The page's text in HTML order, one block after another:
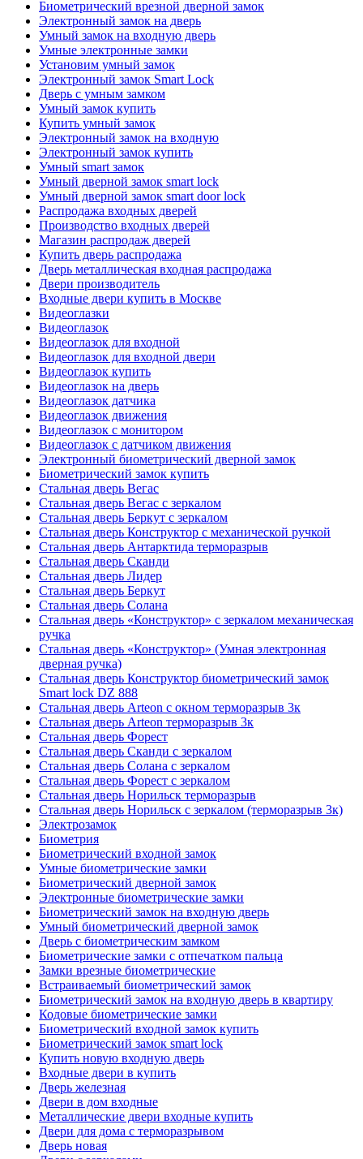
Биометрический врезной дверной замок
Электронный замок на дверь
Умный замок на входную дверь
Умные электронные замки
Установим умный замок
Электронный замок Smart Lock
Дверь с умным замком
Умный замок купить
Купить умный замок
Электронный замок на входную
Электронный замок купить
Умный smart замок
Умный дверной замок smart lock
Умный дверной замок smart door lock
Распродажа входных дверей
Производство входных дверей
Магазин распродаж дверей
Купить дверь распродажа
Дверь металлическая входная распродажа
Двери производитель
Входные двери купить в Москве
Видеоглазки
Видеоглазок
Видеоглазок для входной
Видеоглазок для входной двери
Видеоглазок купить
Видеоглазок на дверь
Видеоглазок датчика
Видеоглазок движения
Видеоглазок с монитором
Видеоглазок с датчиком движения
Электронный биометрический дверной замок
Биометрический замок купить
Стальная дверь Вегас
Стальная дверь Вегас с зеркалом
Стальная дверь Беркут с зеркалом
Стальная дверь Конструктор с механической ручкой
Стальная дверь Антарктида терморазрыв
Стальная дверь Сканди
Стальная дверь Лидер
Стальная дверь Беркут
Стальная дверь Солана
Стальная дверь «Конструктор» с зеркалом механическая
ручка
Стальная дверь «Конструктор» (Умная электронная
дверная ручка)
Стальная дверь Конструктор биометрический замок
Smart lock DZ 888
Стальная дверь Arteon с окном терморазрыв 3к
Стальная дверь Arteon терморазрыв 3к
Стальная дверь Форест
Стальная дверь Сканди с зеркалом
Стальная дверь Солана с зеркалом
Стальная дверь Форест с зеркалом
Стальная дверь Норильск терморазрыв
Стальная дверь Норильск с зеркалом (терморазрыв 3к)
Электрозамок
Биометрия
Биометрический входной замок
Умные биометрические замки
Биометрический дверной замок
Электронные биометрические замки
Биометрический замок на входную дверь
Умный биометрический дверной замок
Дверь с биометрическим замком
Биометрические замки с отпечатком пальца
Замки врезные биометрические
Встраиваемый биометрический замок
Биометрический замок на входную дверь в квартиру
Кодовые биометрические замки
Биометрический входной замок купить
Биометрический замок smart lock
Купить новую входную дверь
Входные двери в купить
Дверь железная
Двери в дом входные
Металлические двери входные купить
Двери для дома с терморазрывом
Дверь новая